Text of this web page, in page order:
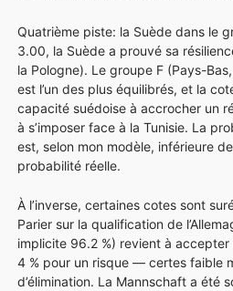
Quatrième piste: la Suède dans le
3.00, la Suède a prouvé sa
la Pologne). Le groupe F (Pays-
est l’un des plus équilibrés, et la
capacité suédoise à accrocher un
à s’imposer face à la Tunisie. La
est, selon mon modèle, inférieure
probabilité réelle.
À l’inverse, certaines cotes sont
Parier sur la qualification de
implicite 96.2 %) revient à
4 % pour un risque — certes faible
d’élimination. La Mannschaft a été